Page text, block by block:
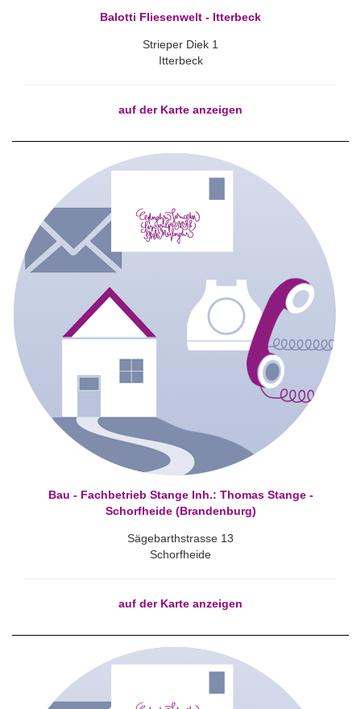
Balotti Fliesenwelt - Itterbeck
Strieper Diek 1
Itterbeck
auf der Karte anzeigen
Bau - Fachbetrieb Stange Inh.: Thomas Stange -
Schorfheide (Brandenburg)
Sägebarthstrasse 13
Schorfheide
auf der Karte anzeigen